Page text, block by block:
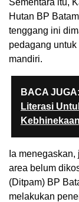
Hutan BP
tenggang ini
pedagang
mandiri.
BACA JUGA:
Literasi
Ia
area belum
(Ditpam) BP
melakukan